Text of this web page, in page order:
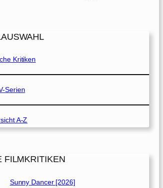
Kritiken
Serien
A-Z
FILMKRITIKEN
Sunny Dancer [2026]